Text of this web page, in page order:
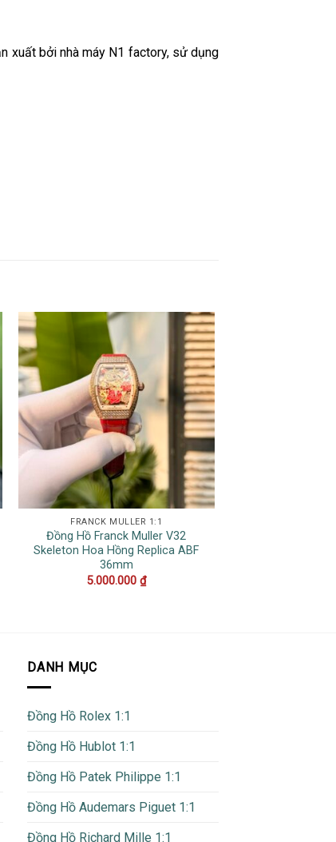
xuất bởi nhà máy N1 factory, sử dụng
FRANCK MULLER 1:1
Đồng Hồ Franck Muller V32
Skeleton Hoa Hồng Replica ABF
36mm
5.000.000 ₫
DANH MỤC
Đồng Hồ Rolex 1:1
Đồng Hồ Hublot 1:1
Đồng Hồ Patek Philippe 1:1
Đồng Hồ Audemars Piguet 1:1
Đồng Hồ Richard Mille 1:1